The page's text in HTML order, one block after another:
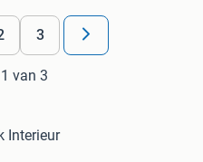
3
van 3
Interieur